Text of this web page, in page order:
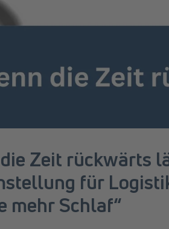
Zeit rückwärts
für
mehr Schlaf“